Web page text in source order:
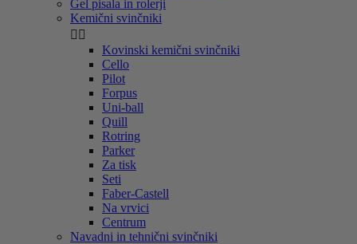
Gel pisala in rolerji
Kemični svinčniki
 
Kovinski kemični svinčniki
Cello
Pilot
Forpus
Uni-ball
Quill
Rotring
Parker
Za tisk
Seti
Faber-Castell
Na vrvici
Centrum
Navadni in tehnični svinčniki